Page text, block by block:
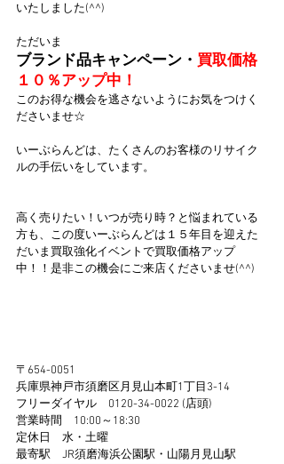
いたしました(^^)
ただいま
ブランド品キャンペーン・ 買取価格
１０％アップ中！
このお得な機会を逃さないようにお気をつけく
ださいませ☆
いーぶらんどは、たくさんのお客様のリサイク
ルの手伝いをしています。
高く売りたい！いつが売り時？と悩まれている
方も、この度いーぶらんどは１５年目を迎えた
だいま買取強化イベントで買取価格アップ
中！！是非この機会にご来店くださいませ(^^)
〒654-0051
兵庫県神戸市須磨区月見山本町1丁目3-14
フリーダイヤル　0120-34-0022 (店頭)
営業時間　10:00～18:30
定休日　水・土曜
最寄駅　JR須磨海浜公園駅・山陽月見山駅